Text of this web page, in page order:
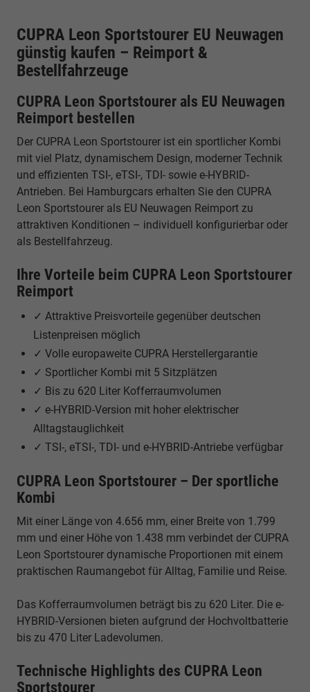
CUPRA Leon Sportstourer EU Neuwagen
günstig kaufen – Reimport &
Bestellfahrzeuge
CUPRA Leon Sportstourer als EU Neuwagen
Reimport bestellen
Der CUPRA Leon Sportstourer ist ein sportlicher Kombi
mit viel Platz, dynamischem Design, moderner Technik
und effizienten TSI-, eTSI-, TDI- sowie e-HYBRID-
Antrieben. Bei Hamburgcars erhalten Sie den CUPRA
Leon Sportstourer als EU Neuwagen Reimport zu
attraktiven Konditionen – individuell konfigurierbar oder
als Bestellfahrzeug.
Ihre Vorteile beim CUPRA Leon Sportstourer
Reimport
✓ Attraktive Preisvorteile gegenüber deutschen
Listenpreisen möglich
✓ Volle europaweite CUPRA Herstellergarantie
✓ Sportlicher Kombi mit 5 Sitzplätzen
✓ Bis zu 620 Liter Kofferraumvolumen
✓ e-HYBRID-Version mit hoher elektrischer
Alltagstauglichkeit
✓ TSI-, eTSI-, TDI- und e-HYBRID-Antriebe verfügbar
CUPRA Leon Sportstourer – Der sportliche
Kombi
Mit einer Länge von 4.656 mm, einer Breite von 1.799
mm und einer Höhe von 1.438 mm verbindet der CUPRA
Leon Sportstourer dynamische Proportionen mit einem
praktischen Raumangebot für Alltag, Familie und Reise.
Das Kofferraumvolumen beträgt bis zu 620 Liter. Die e-
HYBRID-Versionen bieten aufgrund der Hochvoltbatterie
bis zu 470 Liter Ladevolumen.
Technische Highlights des CUPRA Leon
Sportstourer